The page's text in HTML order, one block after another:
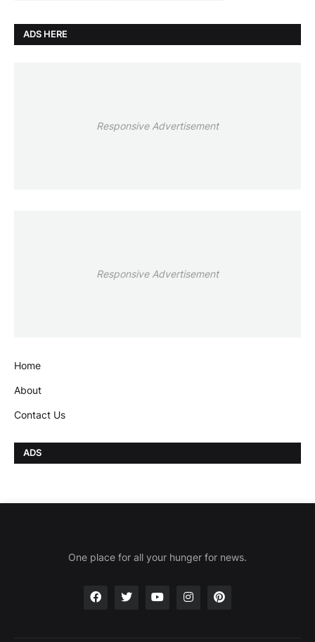
ADS HERE
Responsive Advertisement
Responsive Advertisement
Home
About
Contact Us
ADS
One place for all your hunger for news.